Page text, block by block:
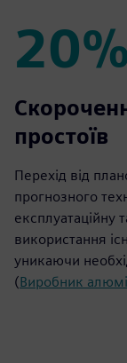
20%
20%
простоїв
Перехід від
прогнозного
експлуатаційну
використання
уникаючи
(Виробник